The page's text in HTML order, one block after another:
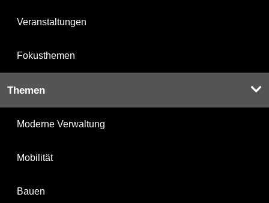
Veranstaltungen
Fokusthemen
Themen
Moderne Verwaltung
Mobilität
Bauen